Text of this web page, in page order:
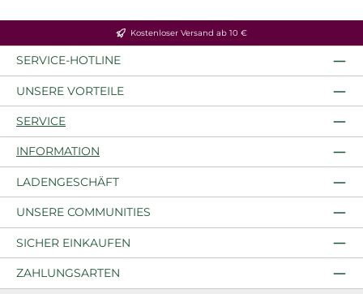
Kostenloser Versand ab 10 €
SERVICE-HOTLINE
UNSERE VORTEILE
SERVICE
INFORMATION
LADENGESCHÄFT
UNSERE COMMUNITIES
SICHER EINKAUFEN
ZAHLUNGSARTEN